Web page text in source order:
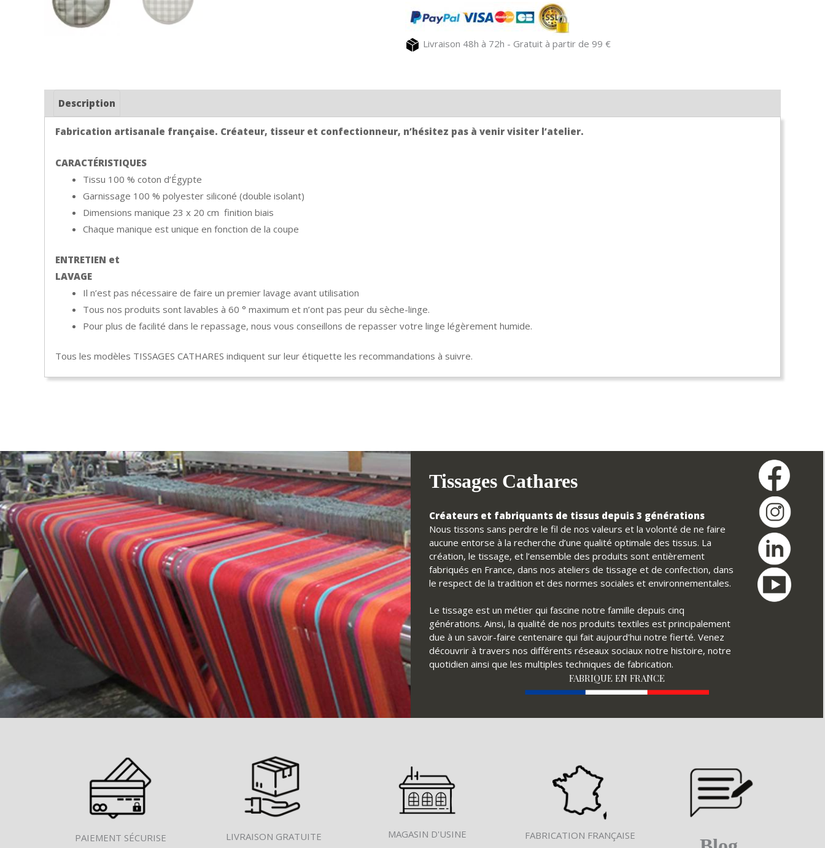
ronde
beige
GUINGUETTE
Livraison 48h à 72h - Gratuit à partir de 99 €
Description
Fabrication artisanale française. Créateur, tisseur et confectionneur, n’hésitez pas à venir visiter l’atelier.
CARACTÉRISTIQUES
Tissu 100 % coton d’Égypte
Garnissage 100 % polyester siliconé (double isolant)
Dimensions manique 23 x 20 cm finition biais
Chaque manique est unique en fonction de la coupe
ENTRETIEN et
LAVAGE
Il n’est pas nécessaire de faire un premier lavage avant utilisation
Tous nos produits sont lavables à 60 ° maximum et n’ont pas peur du sèche-linge.
Pour plus de facilité dans le repassage, nous vous conseillons de repasser votre linge légèrement humide.
Tous les modèles TISSAGES CATHARES indiquent sur leur étiquette les recommandations à suivre.
Tissages Cathares
Créateurs et fabriquants de tissus depuis 3 générations
Nous tissons sans perdre le fil de nos valeurs et la volonté de ne faire
aucune entorse à la recherche d’une qualité optimale des tissus. La
création, le tissage, et l’ensemble des produits sont entièrement
fabriqués en France, dans nos ateliers de tissage et de confection, dans
le respect de la tradition et des normes sociales et environnementales.
Le tissage est un métier qui fascine notre famille depuis cinq
générations. Ainsi, la qualité de nos produits textiles est principalement
due à un savoir-faire centenaire qui fait aujourd'hui notre fierté. Venez
découvrir à travers nos différents réseaux sociaux notre histoire, notre
quotidien ainsi que les multiples techniques de fabrication.
FABRIQUE EN FRANCE
PAIEMENT SÉCURISE
LIVRAISON GRATUITE
MAGASIN D'USINE FABRICATION FRANÇAISE